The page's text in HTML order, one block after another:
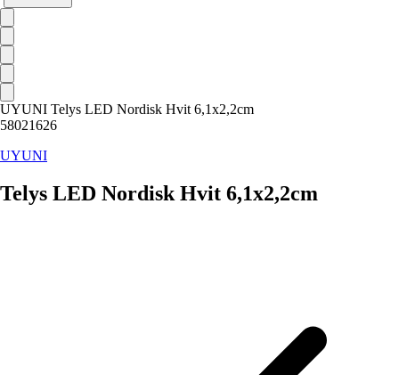
UYUNI Telys LED Nordisk Hvit 6,1x2,2cm
58021626
UYUNI
Telys LED Nordisk Hvit 6,1x2,2cm